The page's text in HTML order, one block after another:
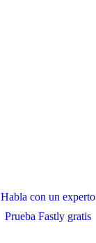
Habla con un experto
Prueba Fastly gratis